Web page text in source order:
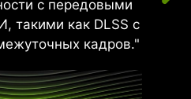
с передовыми
такими как DLSS с
кадров."